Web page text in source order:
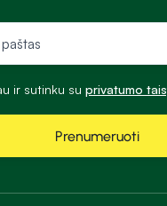
ir sutinku su privatumo
Prenumeruoti